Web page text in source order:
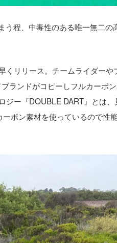
程、中毒性のある唯一無二
リリース。チームライダーや
ランドがコピーしフルカーボ
ー『DOUBLE DART』とは
ボン素材を使っているので性